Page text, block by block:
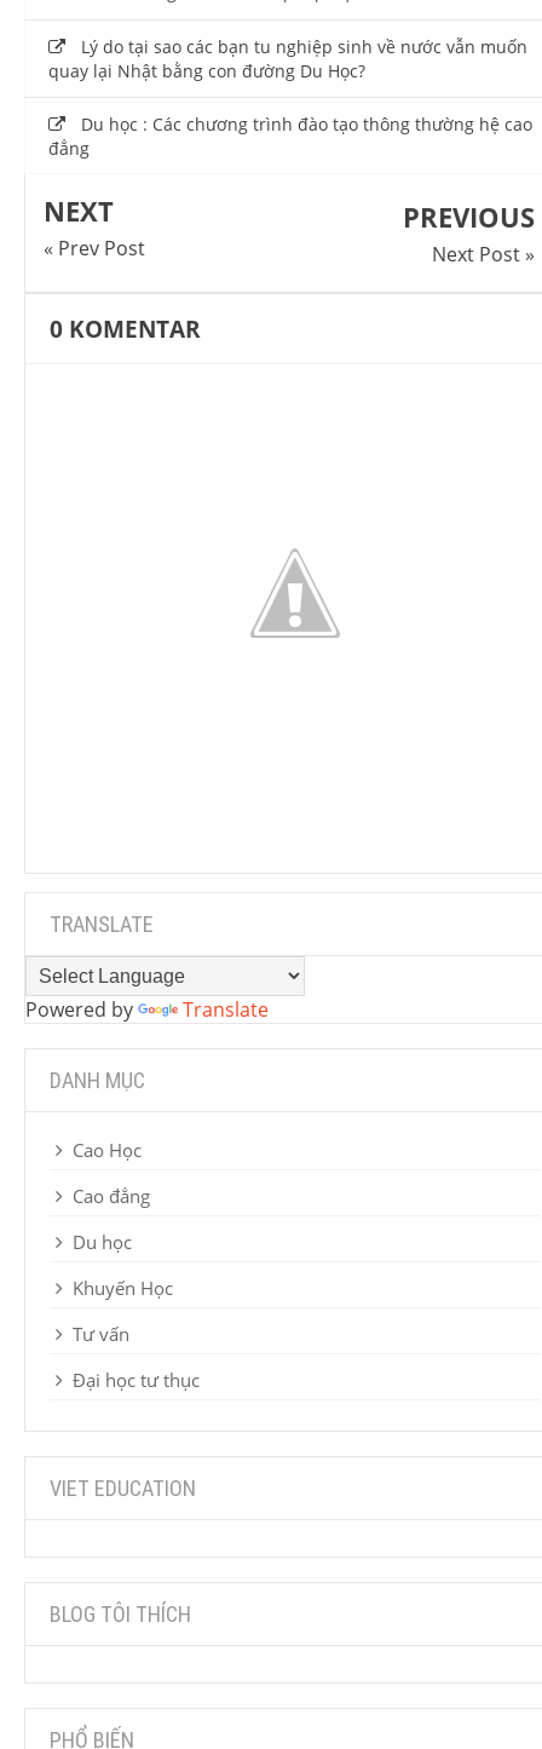
Lý do tại sao các bạn tu nghiệp sinh về nước vẫn muốn
quay lại Nhật bằng con đường Du Học?
Du học : Các chương trình đào tạo thông thường hệ cao
đẳng
NEXT
« Prev Post
PREVIOUS
Next Post »
0 KOMENTAR
TRANSLATE
Powered by Translate
DANH MỤC
Cao Học
Cao đẳng
Du học
Khuyến Học
Tư vấn
Đại học tư thục
VIET EDUCATION
BLOG TÔI THÍCH
PHỔ BIẾN